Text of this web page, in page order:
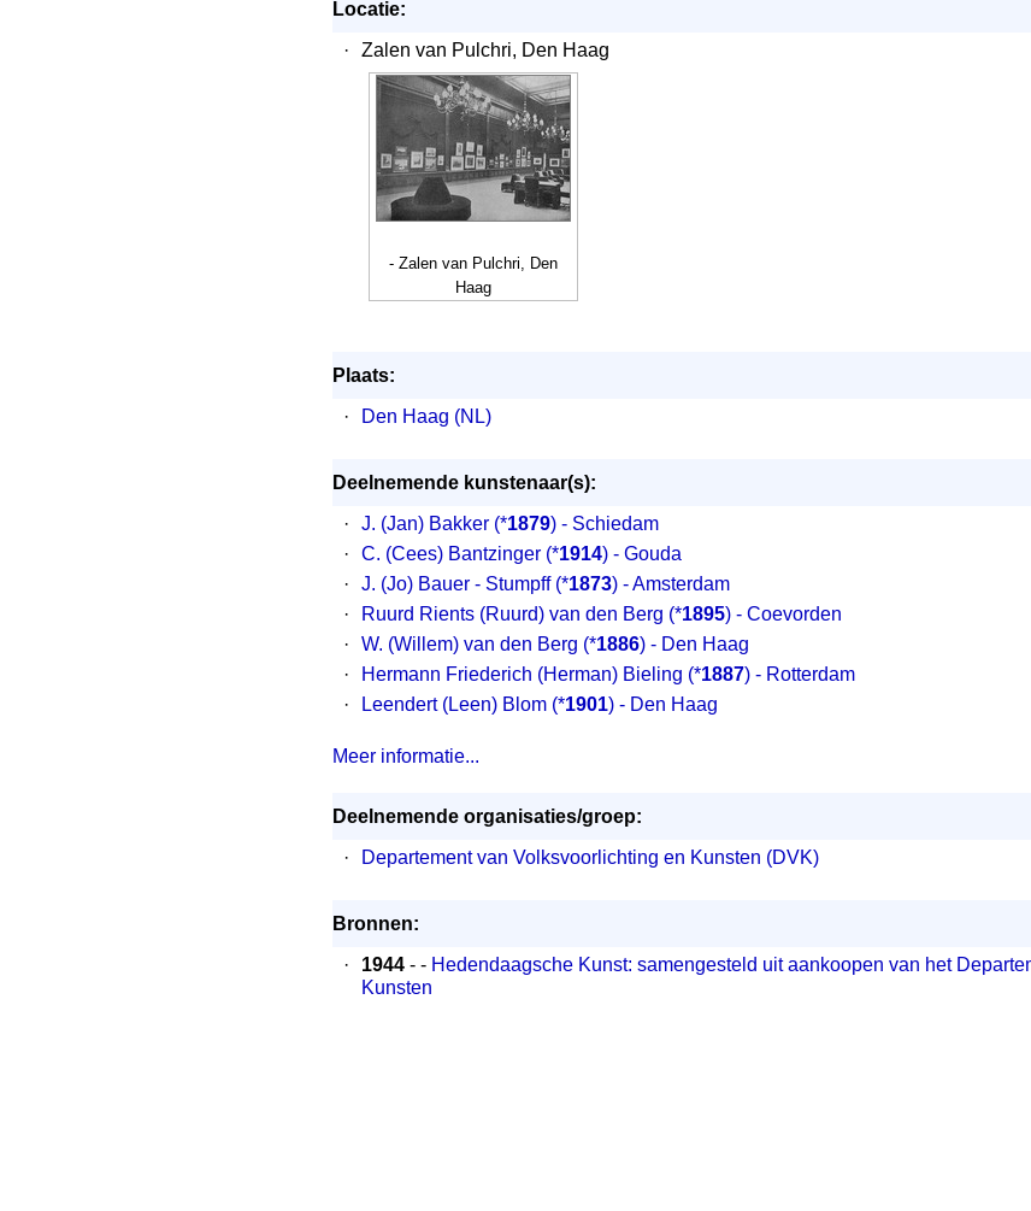
Locatie:
·
Zalen van Pulchri, Den Haag
- Zalen van Pulchri, Den
Haag
Plaats:
·
Den Haag (NL)
Deelnemende kunstenaar(s):
·
J. (Jan) Bakker (*1879) - Schiedam
·
C. (Cees) Bantzinger (*1914) - Gouda
·
J. (Jo) Bauer - Stumpff (*1873) - Amsterdam
·
Ruurd Rients (Ruurd) van den Berg (*1895) - Coevorden
·
W. (Willem) van den Berg (*1886) - Den Haag
·
Hermann Friederich (Herman) Bieling (*1887) - Rotterdam
·
Leendert (Leen) Blom (*1901) - Den Haag
Meer informatie...
Deelnemende organisaties/groep:
·
Departement van Volksvoorlichting en Kunsten (DVK)
Bronnen:
·
1944 - - Hedendaagsche Kunst: samengesteld uit aankoopen van het
Kunsten